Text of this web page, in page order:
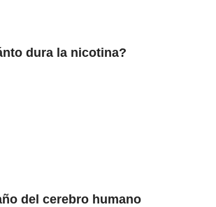
dura la nicotina?
del cerebro humano